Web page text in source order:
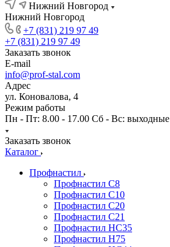
Нижний Новгород
Нижний Новгород
+7 (831) 219 97 49
+7 (831) 219 97 49
Заказать звонок
E-mail
info@prof-stal.com
Адрес
ул. Коновалова, 4
Режим работы
Пн - Пт: 8.00 - 17.00 Сб - Вс: выходные
Заказать звонок
Каталог
Профнастил
Профнастил С8
Профнастил С10
Профнастил С20
Профнастил С21
Профнастил НС35
Профнастил Н75